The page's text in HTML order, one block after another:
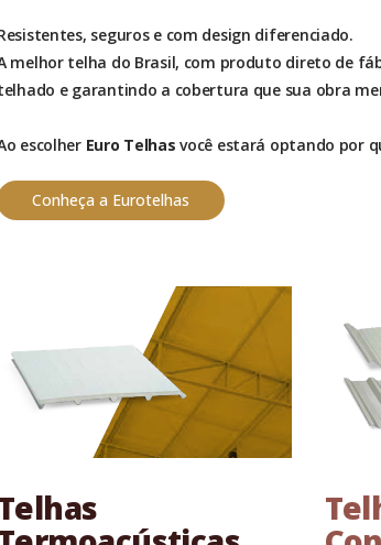
seguros e com design diferenciado.
melhor telha do Brasil, com produto direto de
e garantindo a cobertura que sua obra
escolher Euro Telhas você estará optando por
Conheça a Eurotelhas